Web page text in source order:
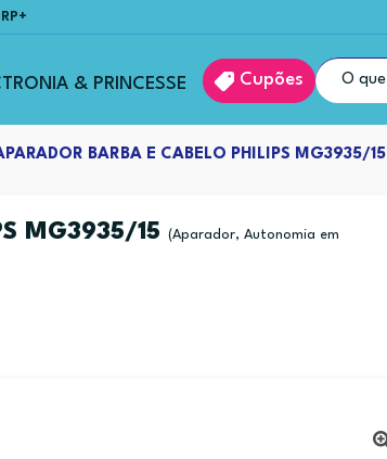
& PRINCESSE Cupões
BARBA E CABELO PHILIPS MG3935/15
MG3935/15 (Aparador, Autonomia em